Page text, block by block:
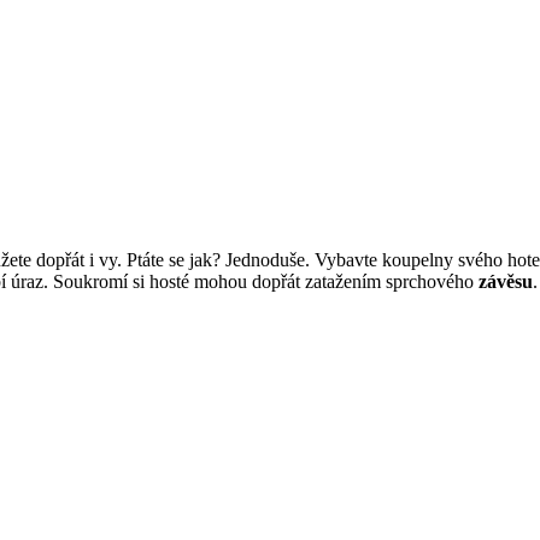
dopřát i vy. Ptáte se jak? Jednoduše. Vybavte koupelny svého
Soukromí si hosté mohou dopřát zatažením sprchového závěsu.